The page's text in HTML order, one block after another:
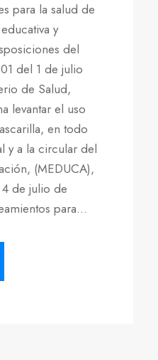
para la salud de
y
del
del 1 de julio
de Salud,
levantar el uso
en todo
y a la circular del
(MEDUCA),
de julio de
para...